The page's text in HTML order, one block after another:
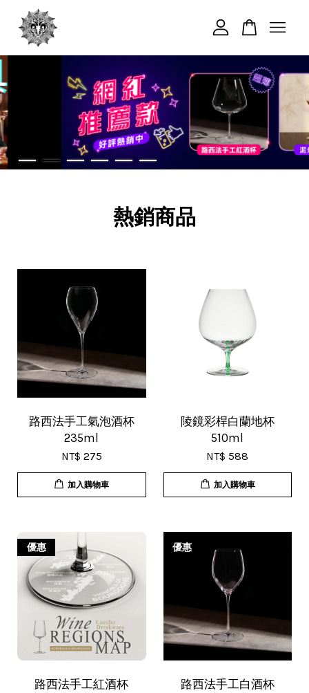
熱銷商品
路西法手工氣泡酒杯
235ml
NT$ 275
加入購物車
陵鏡彩桿白蘭地杯
510ml
NT$ 588
加入購物車
優惠
路西法手工紅酒杯
優惠
路西法手工白酒杯
您的購物車目前還是空的。
繼續購物